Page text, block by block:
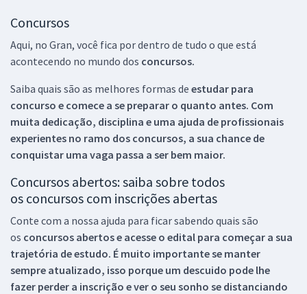
Concursos
Aqui, no Gran, você fica por dentro de tudo o que está
acontecendo no mundo dos concursos.
Saiba quais são as melhores formas de estudar para
concurso e comece a se preparar o quanto antes. Com
muita dedicação, disciplina e uma ajuda de profissionais
experientes no ramo dos concursos, a sua chance de
conquistar uma vaga passa a ser bem maior.
Concursos abertos: saiba sobre todos
os concursos com inscrições abertas
Conte com a nossa ajuda para ficar sabendo quais são
os concursos abertos e acesse o edital para começar a sua
trajetória de estudo. É muito importante se manter
sempre atualizado, isso porque um descuido pode lhe
fazer perder a inscrição e ver o seu sonho se distanciando